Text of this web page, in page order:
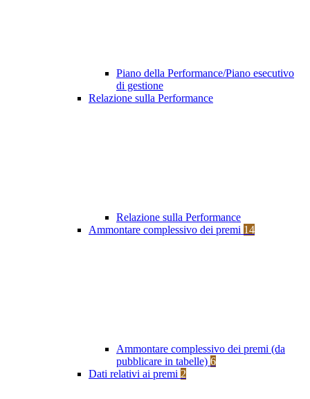
Piano della Performance/Piano esecutivo
di gestione
Relazione sulla Performance
Relazione sulla Performance
Ammontare complessivo dei premi 14
Ammontare complessivo dei premi (da
pubblicare in tabelle) 6
Dati relativi ai premi 2